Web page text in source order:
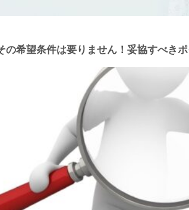
の希望条件は要りません！妥協すべき